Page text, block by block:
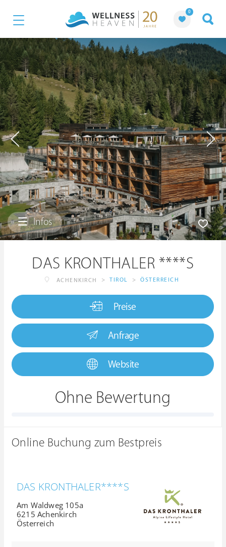
0
Infos
DAS KRONTHALER ****S
ACHENKIRCH > TIROL > ÖSTERREICH
Preise
Anfrage
Website
Ohne Bewertung
Online Buchung zum Bestpreis
DAS KRONTHALER****S
Am Waldweg 105a
6215 Achenkirch
Österreich